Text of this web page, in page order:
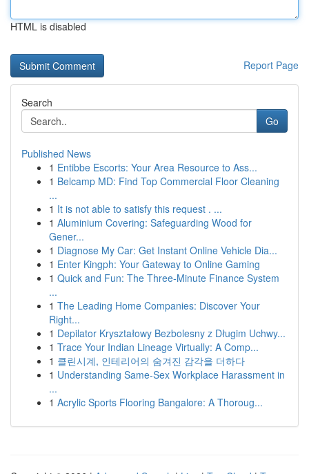
HTML is disabled
Report Page
Search
Go
Published News
1 Entibbe Escorts: Your Area Resource to Ass...
1 Belcamp MD: Find Top Commercial Floor Cleaning
...
1 It is not able to satisfy this request . ...
1 Aluminium Covering: Safeguarding Wood for
Gener...
1 Diagnose My Car: Get Instant Online Vehicle Dia...
1 Enter Kingph: Your Gateway to Online Gaming
1 Quick and Fun: The Three-Minute Finance System
...
1 The Leading Home Companies: Discover Your
Right...
1 Depilator Kryształowy Bezbolesny z Długim Uchwy...
1 Trace Your Indian Lineage Virtually: A Comp...
1 클린시계, 인테리어의 숨겨진 감각을 더하다
1 Understanding Same-Sex Workplace Harassment in
...
1 Acrylic Sports Flooring Bangalore: A Thoroug...